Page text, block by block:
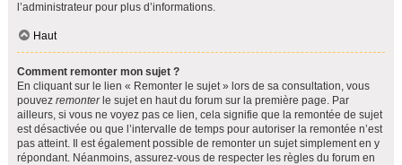
l’administrateur pour plus d’informations.
Haut
Comment remonter mon sujet ?
En cliquant sur le lien « Remonter le sujet » lors de sa consultation, vous
pouvez remonterle sujet en haut du forum sur la première page. Par
ailleurs, si vous ne voyez pas ce lien, cela signifie que la remontée de sujet
est désactivée ou que l’intervalle de temps pour autoriser la remontée n’est
pas atteint. Il est également possible de remonter un sujet simplement en y
répondant. Néanmoins, assurez-vous de respecter les règles du forum en